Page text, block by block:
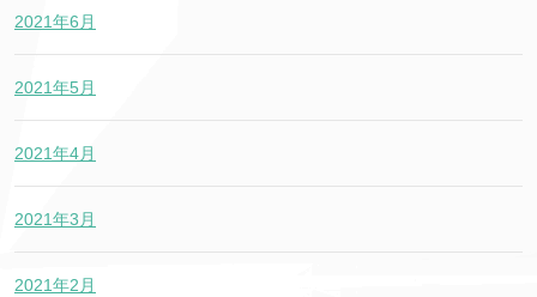
2021年6月
2021年5月
2021年4月
2021年3月
2021年2月